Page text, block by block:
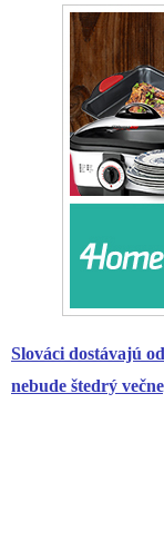
Slováci dostávajú
nebude štedrý